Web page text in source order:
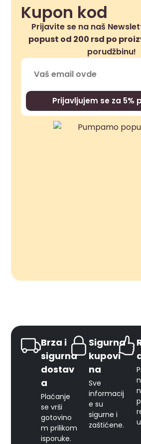
Kupon kod
Prijavite se na naš
popust od 200 rsd po
porudžbinu!
Prijavljujem se za 5%
Brza i
sigurna
dostav
a
Plaćanje
se vrši
gotovino
m prilikom
isporuke.
Sigurna
kupovi
na
Sve
informacij
e su
sigurne i
zaštićene.